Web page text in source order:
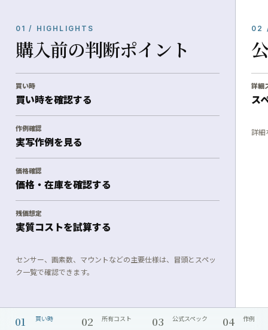
01 / HIGHLIGHTS
購入前の判断ポイント
買い時
買い時を確認する
作例確認
実写作例を見る
価格確認
価格・在庫を確認する
残価想定
実質コストを試算する
センサー、画素数、マウントなどの主要仕様は、冒頭とスペッ
ク一覧で確認できます。
02
詳細
ス
詳細
01 買い時 02 所有コスト 03 公式スペック 04 作例